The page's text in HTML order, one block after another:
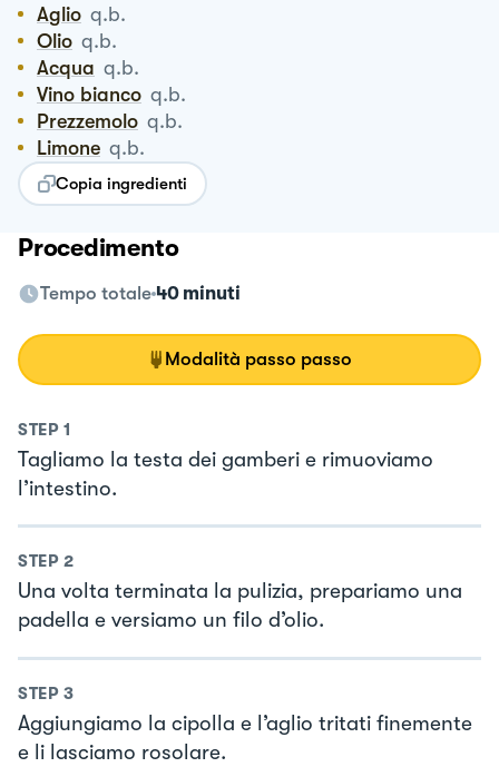
Aglio q.b.
Olio q.b.
Acqua q.b.
vino bianco q.b.
Prezzemolo q.b.
Limone q.b.
Copia ingredienti
Procedimento
Tempo totale 40 minuti
Modalità passo passo
STEP 1
Tagliamo la testa dei gamberi e rimuoviamo
l’intestino.
STEP 2
Una volta terminata la pulizia, prepariamo una
padella e versiamo un filo d’olio.
STEP 3
Aggiungiamo la cipolla e l’aglio tritati finemente
e li lasciamo rosolare.